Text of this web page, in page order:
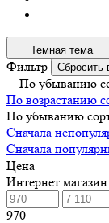
Темная тема
Фильтр Сбросить
По убыванию
По возрастанию
По убыванию
Сначала
Сначала
Цена
Интернет
970